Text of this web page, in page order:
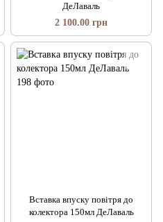
ДеЛаваль
2 100.00 грн
Вставка впуску повітря до
колектора 150мл ДеЛаваль